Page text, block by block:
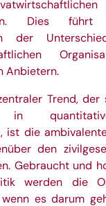
Dies
der
Anbietern.
Trend,
in
ist die
den
Gebraucht und
werden die
es darum